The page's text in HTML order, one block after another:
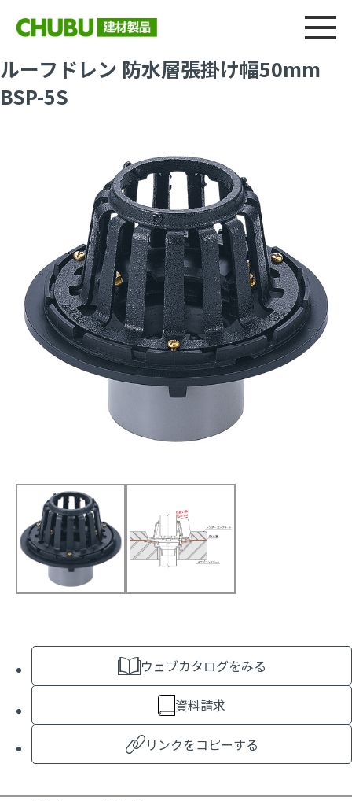
総合
ルーフドレン 防水層張掛け幅50mm
BSP-5S
ウェブカタログをみる
資料請求
リンクをコピーする